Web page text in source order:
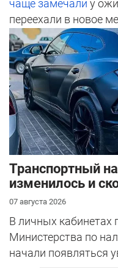
чаще замечали у
переехали в новое
Транспортный
изменилось и
07 августа 2026
В личных кабинетах
Министерства по
начали появляться